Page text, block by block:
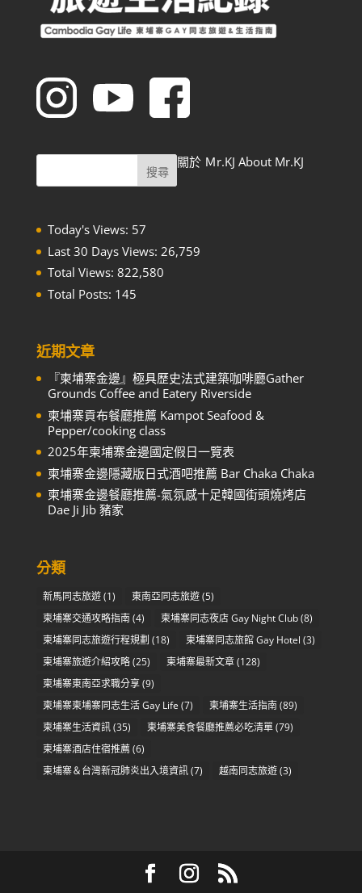
關於 Ｍr.KJ About Mr.KJ
Today's Views: 57
Last 30 Days Views: 26,759
Total Views: 822,580
Total Posts: 145
近期文章
『柬埔寨金邊』極具歷史法式建築咖啡廳Gather
Grounds Coffee and Eatery Riverside
柬埔寨貢布餐廳推薦 Kampot Seafood &
Pepper/cooking class
2025年柬埔寨金邊國定假日一覽表
柬埔寨金邊隱藏版日式酒吧推薦 Bar Chaka Chaka
柬埔寨金邊餐廳推薦-氣氛感十足韓國街頭燒烤店
Dae Ji Jib 豬家
分類
新馬同志旅遊(1) 東南亞同志旅遊(5)
柬埔寨交通攻略指南(4) 柬埔寨同志夜店 Gay Night Club(8)
柬埔寨同志旅遊行程規劃 (18) 柬埔寨同志旅館 Gay Hotel (3)
柬埔寨旅遊介紹攻略(25) 柬埔寨最新文章(128)
柬埔寨東南亞求職分享(9)
柬埔寨柬埔寨同志生活 Gay Life (7) 柬埔寨生活指南(89)
柬埔寨生活資訊(35) 柬埔寨美食餐廳推薦必吃清單(79)
柬埔寨酒店住宿推薦(6)
柬埔寨＆台灣新冠肺炎出入境資訊(7) 越南同志旅遊(3)